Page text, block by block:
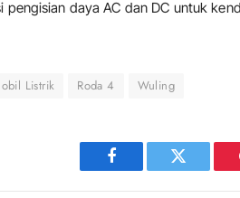
pengisian daya AC dan DC untuk
Listrik Roda 4 Wuling
Facebook Twitter